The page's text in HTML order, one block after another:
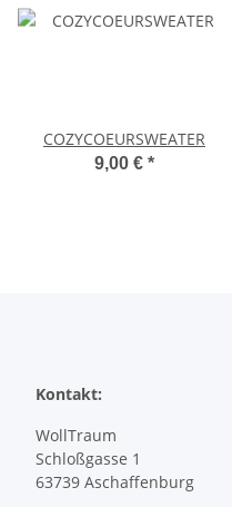
COZYCOEURSWEATER
9,00 € *
Kontakt:
WollTraum
Schloßgasse 1
63739 Aschaffenburg